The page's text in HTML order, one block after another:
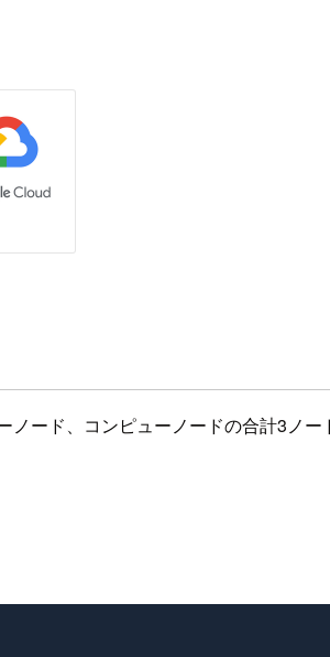
ード、コンピューノードの合計3ノー